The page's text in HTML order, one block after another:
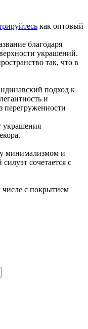
как оптовый
благодаря
украшений.
так, что в
подход к
и
перегруженности
украшения
минимализмом и
сочетается с
с покрытием